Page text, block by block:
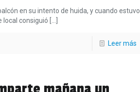
en su intento de huida, y cuando estuvo
local consiguió […]
Leer más